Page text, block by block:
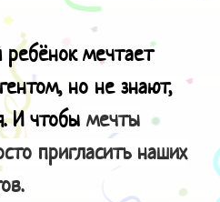
мечтает
но не знают,
И чтобы мечты
пригласить наших